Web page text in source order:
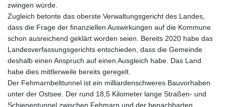
KRW 1633.531568
KWD 0.356065
KYD 0.962162
KZT 541.02372
LAK 26086.822873
LBP
103388.630514
LKR 387.81603
LRD 208.397567
zwingen würde.
Zugleich betonte das oberste Verwaltungsgericht des Landes,
dass die Frage der finanziellen Auswirkungen auf die Kommune
schon ausreichend geklärt worden seien. Bereits 2020 habe das
Landesverfassungsgerichts entschieden, dass die Gemeinde
deshalb einen Anspruch auf einen Ausgleich habe. Das Land
habe dies mittlerweile bereits geregelt.
Der Fehmarnbelttunnel ist ein milliardenschweres Bauvorhaben
unter der Ostsee. Der rund 18,5 Kilometer lange Straßen- und
Schienentunnel zwischen Fehmarn und der benachbarten